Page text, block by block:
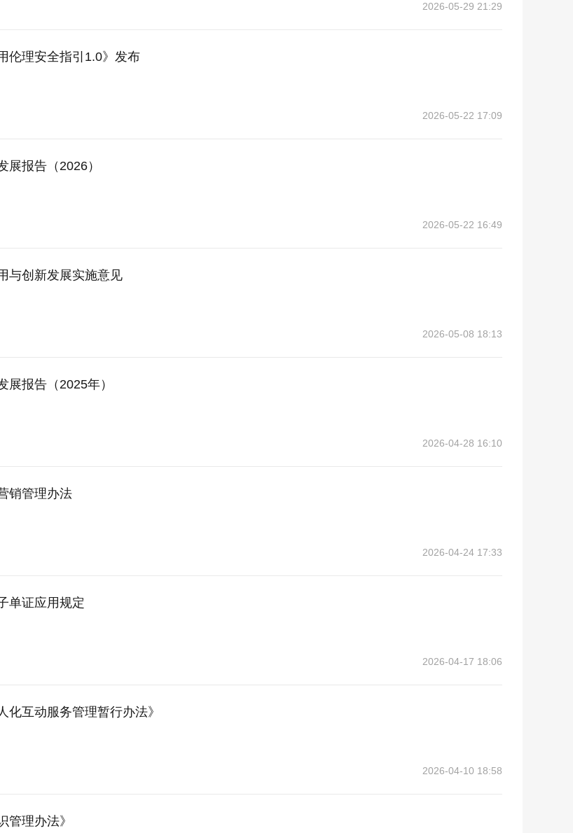
2026-05-29 21:29
伦理安全指引1.0》发布
2026-05-22 17:09
展报告（2026）
2026-05-22 16:49
与创新发展实施意见
2026-05-08 18:13
展报告（2025年）
2026-04-28 16:10
销管理办法
2026-04-24 17:33
单证应用规定
2026-04-17 18:06
化互动服务管理暂行办法》
2026-04-10 18:58
管理办法》